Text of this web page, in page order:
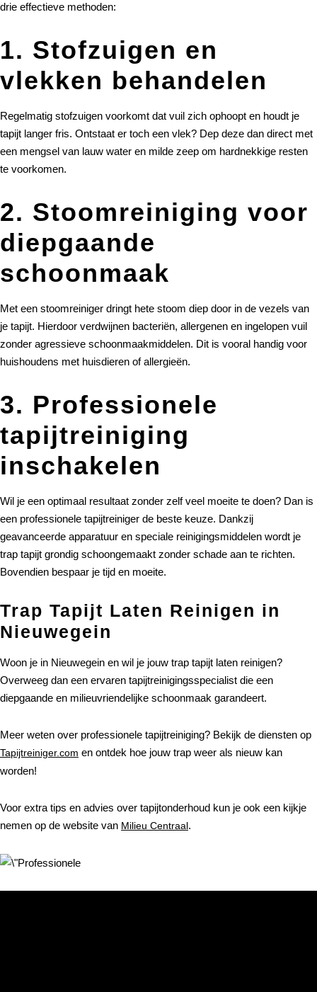
drie effectieve methoden:
1. Stofzuigen en
vlekken behandelen
Regelmatig stofzuigen voorkomt dat vuil zich ophoopt en houdt je
tapijt langer fris. Ontstaat er toch een vlek? Dep deze dan direct met
een mengsel van lauw water en milde zeep om hardnekkige resten
te voorkomen.
2. Stoomreiniging voor
diepgaande
schoonmaak
Met een stoomreiniger dringt hete stoom diep door in de vezels van
je tapijt. Hierdoor verdwijnen bacteriën, allergenen en ingelopen vuil
zonder agressieve schoonmaakmiddelen. Dit is vooral handig voor
huishoudens met huisdieren of allergieën.
3. Professionele
tapijtreiniging
inschakelen
Wil je een optimaal resultaat zonder zelf veel moeite te doen? Dan is
een professionele tapijtreiniger de beste keuze. Dankzij
geavanceerde apparatuur en speciale reinigingsmiddelen wordt je
trap tapijt grondig schoongemaakt zonder schade aan te richten.
Bovendien bespaar je tijd en moeite.
Trap Tapijt Laten Reinigen in
Nieuwegein
Woon je in Nieuwegein en wil je jouw trap tapijt laten reinigen?
Overweeg dan een ervaren tapijtreinigingsspecialist die een
diepgaande en milieuvriendelijke schoonmaak garandeert.
Meer weten over professionele tapijtreiniging? Bekijk de diensten op
Tapijtreiniger.com en ontdek hoe jouw trap weer als nieuw kan
worden!
Voor extra tips en advies over tapijtonderhoud kun je ook een kijkje
nemen op de website van Milieu Centraal.